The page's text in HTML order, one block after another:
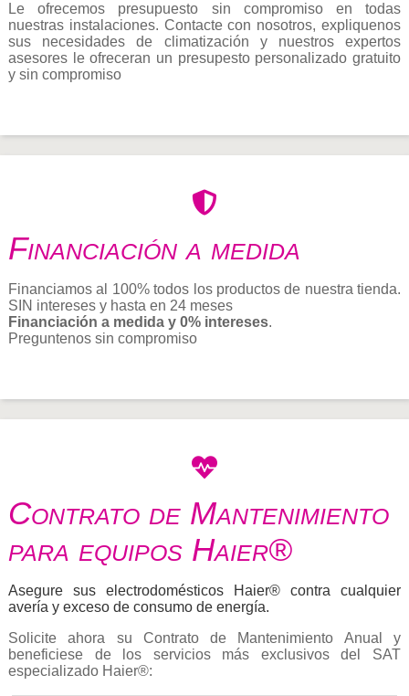
Le ofrecemos presupuesto sin compromiso en todas
nuestras instalaciones. Contacte con nosotros, expliquenos
sus necesidades de climatización y nuestros expertos
asesores le ofreceran un presupesto personalizado gratuito
y sin compromiso
Financiación a medida
Financiamos al 100% todos los productos de nuestra tienda.
SIN intereses y hasta en 24 meses
Financiación a medida y 0% intereses.
Preguntenos sin compromiso
Contrato de Mantenimiento
para equipos Haier®
Asegure sus electrodomésticos Haier® contra cualquier
avería y exceso de consumo de energía.
Solicite ahora su Contrato de Mantenimiento Anual y
beneficiese de los servicios más exclusivos del SAT
especializado Haier®: